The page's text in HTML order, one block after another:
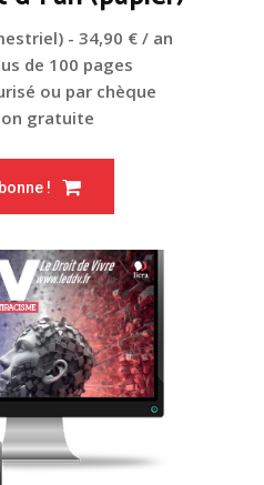
- 34,90 € / an
de 100 pages
ou par chèque
gratuite
!